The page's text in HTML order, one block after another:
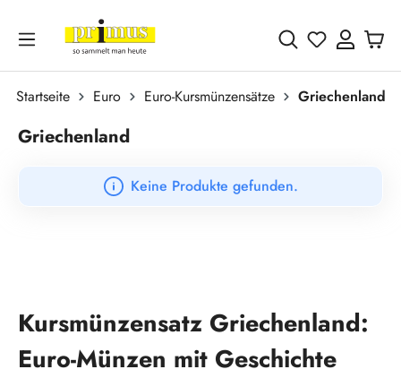
Zum Hauptinhalt springen
Du hast 0
Startseite Euro Euro-Kursmünzensätze Griechenland
Griechenland
Keine Produkte gefunden.
Kursmünzensatz Griechenland:
Euro-Münzen mit Geschichte